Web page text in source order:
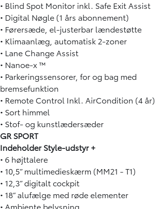
• Blind Spot Monitor inkl. Safe Exit Assist
• Digital Nøgle (1 års abonnement)
• Førersæde, el-justerbar lændestøtte
• Klimaanlæg, automatisk 2-zoner
• Lane Change Assist
• Nanoe-x ™
• Parkeringssensorer, for og bag med
bremsefunktion
• Remote Control Inkl. AirCondition (4 år)
• Sort himmel
• Stof- og kunstlædersæder
GR SPORT
Indeholder Style-udstyr +
• 6 højttalere
• 10,5” multimedieskærm (MM21 - T1)
• 12,3” digitalt cockpit
• 18” alufælge med røde elementer
• Ambiente belysning